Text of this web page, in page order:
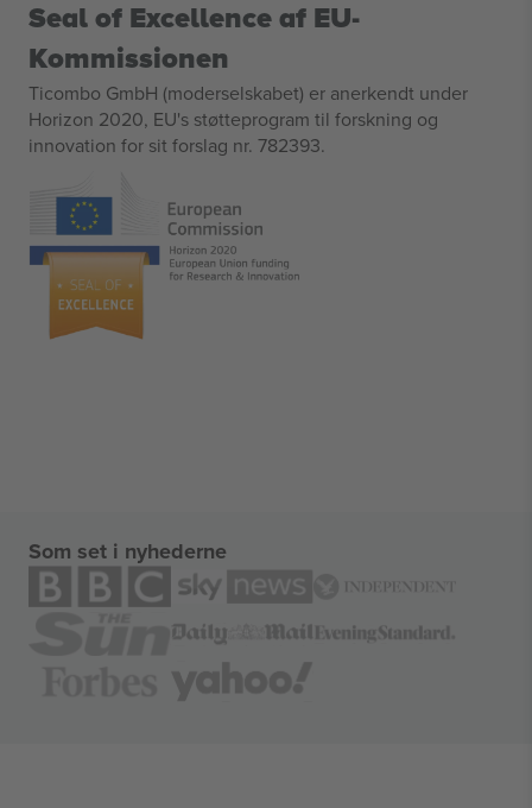
Seal of Excellence af EU-
Kommissionen
Ticombo GmbH (moderselskabet) er anerkendt under
Horizon 2020, EU's støtteprogram til forskning og
innovation for sit forslag nr. 782393.
Som set i nyhederne